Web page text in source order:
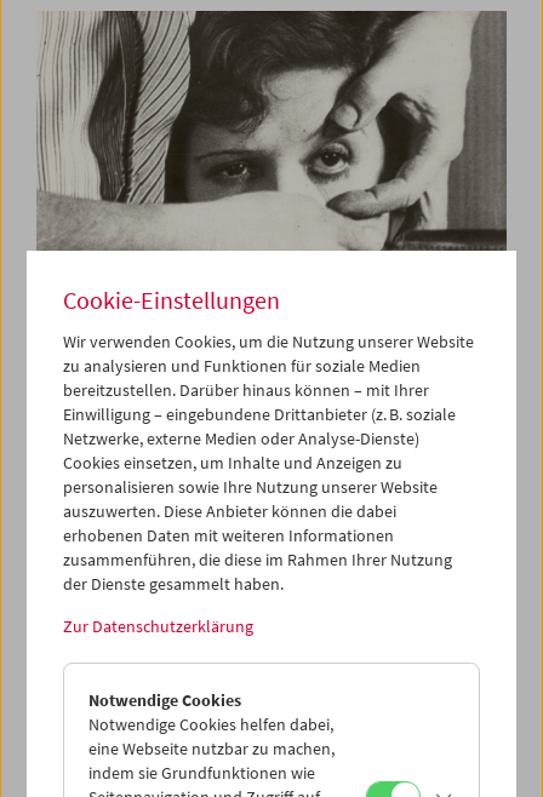
Films You Cannot See Elsewhere Amos-Vogel-
Atlas Kapitel 3: Die surreale Erfahrung
Cookie-Einstellungen
Wir verwenden Cookies, um die Nutzung unserer Website
zu analysieren und Funktionen für soziale Medien
bereitzustellen. Darüber hinaus können – mit Ihrer
Einwilligung – eingebundene Drittanbieter (z. B. soziale
Netzwerke, externe Medien oder Analyse-Dienste)
Cookies einsetzen, um Inhalte und Anzeigen zu
personalisieren sowie Ihre Nutzung unserer Website
auszuwerten. Diese Anbieter können die dabei
erhobenen Daten mit weiteren Informationen
zusammenführen, die diese im Rahmen Ihrer Nutzung
der Dienste gesammelt haben.
Zur Datenschutzerklärung
Notwendige Cookies
Notwendige Cookies helfen dabei,
eine Webseite nutzbar zu machen,
indem sie Grundfunktionen wie